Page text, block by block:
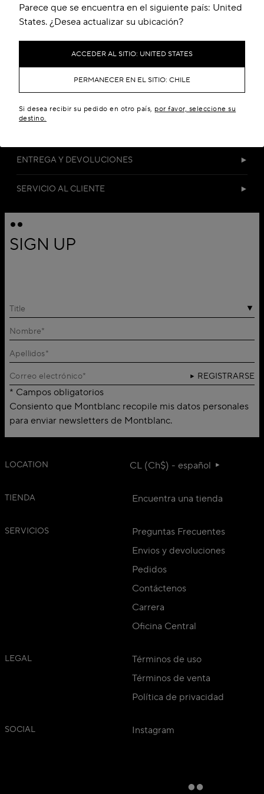
Parece que se encuentra en el siguiente país: United
States. ¿Desea actualizar su ubicación?
ACCEDER AL SITIO: UNITED STATES
PERMANECER EN EL SITIO: CHILE
Si desea recibir su pedido en otro país, por favor, seleccione su
destino.
ENTREGA Y DEVOLUCIONES
SERVICIO AL CLIENTE
SIGN UP
Title
REGISTRARSE
* Campos obligatorios
Consiento que Montblanc recopile mis datos personales
para enviar newsletters de Montblanc.
LOCATION CL (Ch$) - español
TIENDA Encuentra una tienda
SERVICIOS
Preguntas Frecuentes
Envios y devoluciones
Pedidos
Contáctenos
Carrera
Oficina Central
LEGAL
Términos de uso
Términos de venta
Política de privacidad
SOCIAL Instagram